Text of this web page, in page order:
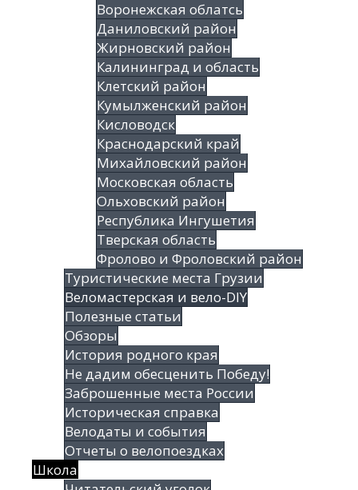
Воронежская облатсь
Даниловский район
Жирновский район
Калининград и область
Клетский район
Кумылженский район
Кисловодск
Краснодарский край
Михайловский район
Московская область
Ольховский район
Республика Ингушетия
Тверская область
Фролово и Фроловский район
Туристические места Грузии
Веломастерская и вело-DIY
Полезные статьи
Обзоры
История родного края
Не дадим обесценить Победу!
Заброшенные места России
Историческая справка
Велодаты и события
Отчеты о велопоездках
Школа